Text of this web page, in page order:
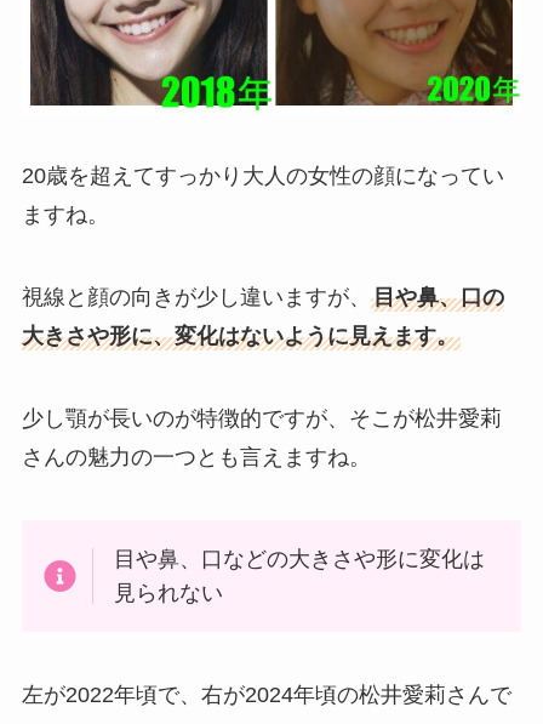
20歳を超えてすっかり大人の女性の顔になってい
ますね。
視線と顔の向きが少し違いますが、 目や鼻、口の
大きさや形に、変化はないように見えます。
少し顎が長いのが特徴的ですが、そこが松井愛莉
さんの魅力の一つとも言えますね。
目や鼻、口などの大きさや形に変化は
見られない
左が2022年頃で、右が2024年頃の松井愛莉さんで